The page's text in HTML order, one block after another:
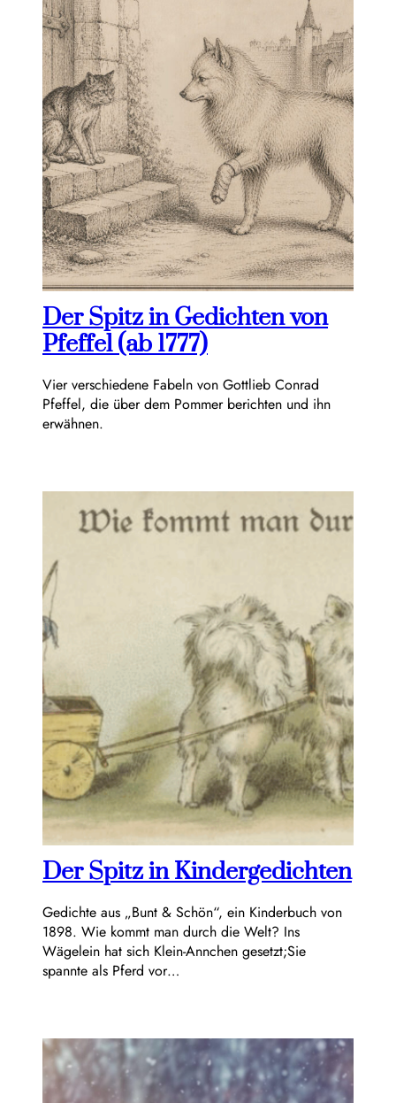
Der Spitz in Gedichten von
Pfeffel (ab 1777)
Vier verschiedene Fabeln von Gottlieb Conrad
Pfeffel, die über dem Pommer berichten und ihn
erwähnen.
Der Spitz in Kindergedichten
Gedichte aus „Bunt & Schön“, ein Kinderbuch von
1898. Wie kommt man durch die Welt? Ins
Wägelein hat sich Klein-Annchen gesetzt;Sie
spannte als Pferd vor…